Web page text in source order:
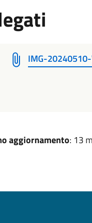
IMG-
aggiornamento: 13